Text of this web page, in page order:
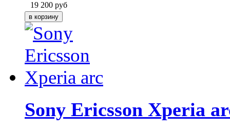
19 200 руб
Sony Ericsson Xperia